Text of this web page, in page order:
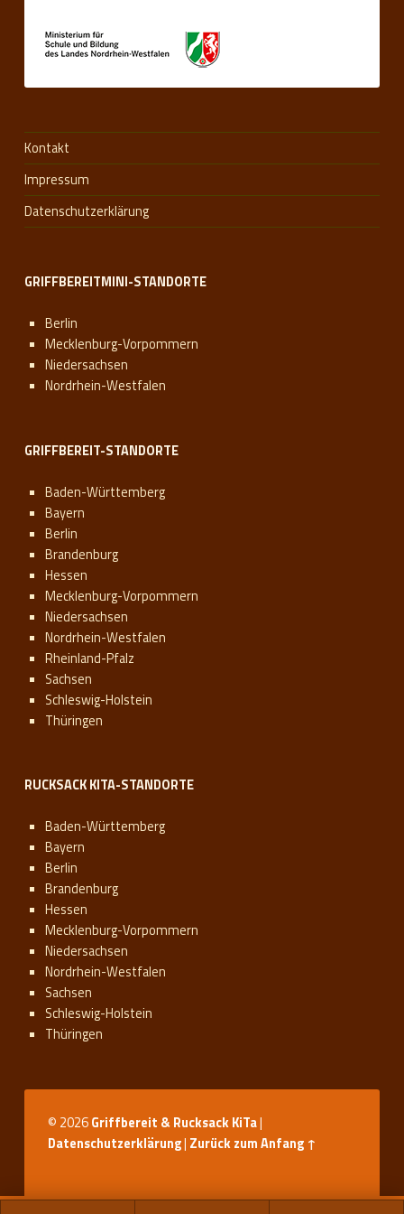
n
t
z
u
g
s
t
e
f
f
e
n
Kontakt
Impressum
Datenschutzerklärung
GRIFFBEREITMINI-STANDORTE
Berlin
Mecklenburg-Vorpommern
Niedersachsen
Nordrhein-Westfalen
GRIFFBEREIT-STANDORTE
Baden-Württemberg
Bayern
Berlin
Brandenburg
Hessen
Mecklenburg-Vorpommern
Niedersachsen
Nordrhein-Westfalen
Rheinland-Pfalz
Sachsen
Schleswig-Holstein
Thüringen
RUCKSACK KITA-STANDORTE
Baden-Württemberg
Bayern
Berlin
Brandenburg
Hessen
Mecklenburg-Vorpommern
Niedersachsen
Nordrhein-Westfalen
Sachsen
Schleswig-Holstein
Thüringen
© 2026Griffbereit & Rucksack KiTa|
Datenschutzerklärung| Zurück zum Anfang ↑